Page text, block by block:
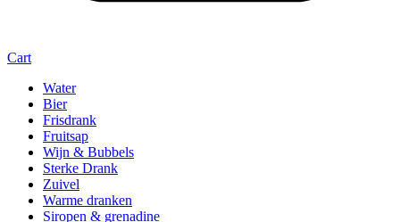
Cart
Water
Bier
Frisdrank
Fruitsap
Wijn & Bubbels
Sterke Drank
Zuivel
Warme dranken
Siropen & grenadine